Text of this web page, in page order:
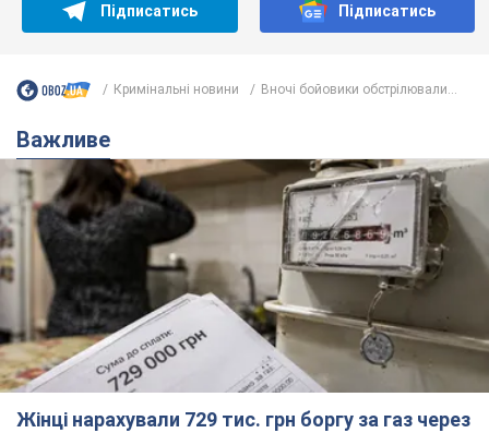
Підписатись Підписатись
Кримінальні новини Вночі бойовики обстрілювали...
Важливе
Жінці нарахували 729 тис. грн боргу за газ через